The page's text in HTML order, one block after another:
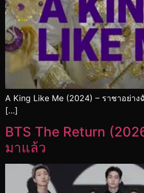
A King Like Me (2024) – ราชาอย่าง
[…]
BTS The Return
มาแล้ว